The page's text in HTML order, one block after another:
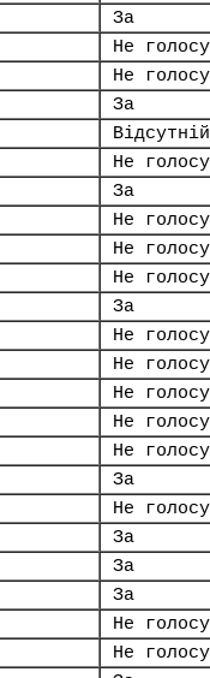
За
Не
Не
За
Відсутній
Не
За
Не
Не
Не
За
Не
Не
Не
Не
Не
За
Не
За
За
За
Не
Не